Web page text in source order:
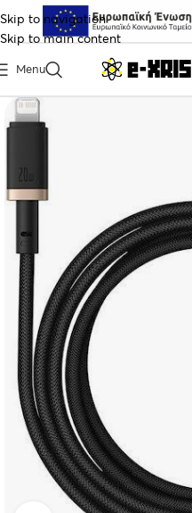
Skip to navigation
Skip to main content
Menu